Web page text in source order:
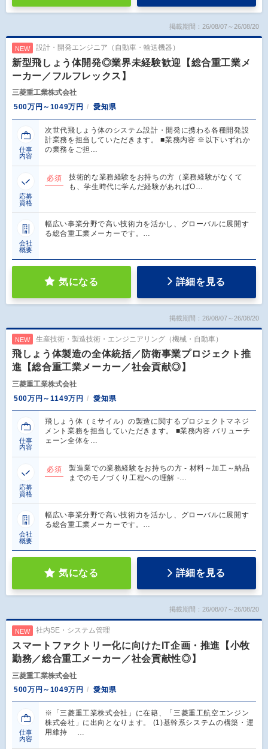
掲載期間：26/08/07～26/08/20
NEW 設計・開発エンジニア（自動車・輸送機器）
新型飛しょう体開発◎業界未経験歓迎【総合重工業メ
ーカー／フルフレックス】
三菱重工業株式会社
500万円～1049万円
愛知県
仕事
内容
次世代飛しょう体のシステム設計・開発に携わる各種開発設
計業務を担当していただきます。 ■業務内容 ※以下いずれか
の業務をご担…
応募
資格
必須
技術的な業務経験をお持ちの方（業務経験がなくて
も、学生時代に学んだ経験があればO…
会社
概要
幅広い事業分野で高い技術力を活かし、グローバルに展開す
る総合重工業メーカーです。…
気になる 詳細を見る
掲載期間：26/08/07～26/08/20
NEW 生産技術・製造技術・エンジニアリング（機械・自動車）
飛しょう体製造の全体統括／防衛事業プロジェクト推
進【総合重工業メーカー／社会貢献◎】
三菱重工業株式会社
500万円～1149万円
愛知県
仕事
内容
飛しょう体（ミサイル）の製造に関するプロジェクトマネジ
メント業務を担当していただきます。 ■業務内容 バリューチ
ェーン全体を…
応募
資格
必須
製造業での業務経験をお持ちの方 - 材料～加工～納品
までのモノづくり工程への理解 -…
会社
概要
幅広い事業分野で高い技術力を活かし、グローバルに展開す
る総合重工業メーカーです。…
気になる 詳細を見る
掲載期間：26/08/07～26/08/20
NEW 社内SE・システム管理
スマートファクトリー化に向けたIT企画・推進【小牧
勤務／総合重工メーカー／社会貢献性◎】
三菱重工業株式会社
500万円～1049万円
愛知県
仕事
内容
※「三菱重工業株式会社」に在籍、「三菱重工航空エンジン
株式会社」に出向となります。 (1)基幹系システムの構築・運
用維持 …